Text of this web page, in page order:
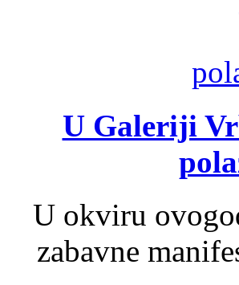
U Galeriji
U okviru
zabavne